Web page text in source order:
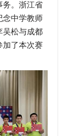
务。浙江省
念中学教师
吴松与成都
加了本次赛